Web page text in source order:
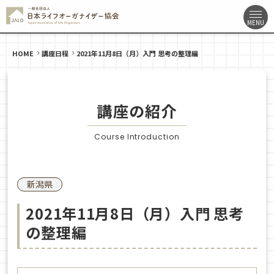
HOME 講座日程 2021年11月8日（月）入門 思考の整理編
講座の紹介
Course Introduction
新潟県
2021年11月8日（月）入門 思考
の整理編